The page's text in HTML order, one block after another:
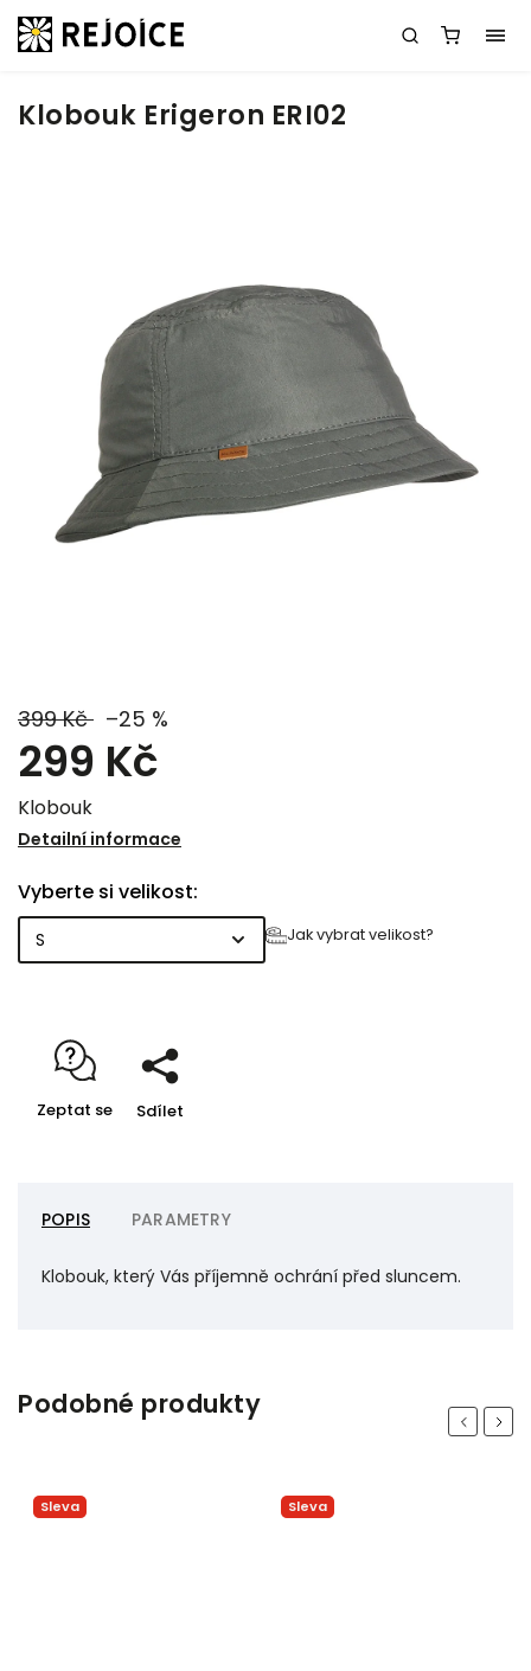
Klobouk Erigeron ERI02
399 Kč –25 %
299 Kč
Klobouk
Detailní informace
Vyberte si velikost:
Jak vybrat velikost?
Zeptat se Sdílet
POPIS PARAMETRY
Klobouk, který Vás příjemně ochrání před sluncem.
Podobné produkty Previous
Sleva Sleva
Next